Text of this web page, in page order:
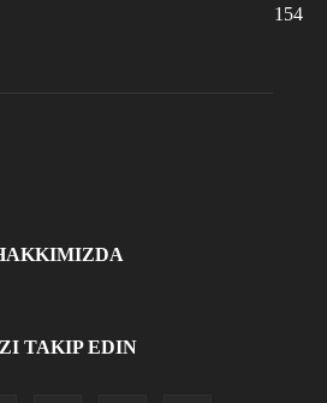
154
TAKIP EDIN